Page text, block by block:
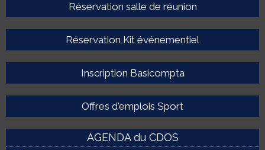
Réservation salle de réunion
Réservation Kit événementiel
Inscription Basicompta
Offres d'emplois Sport
AGENDA du CDOS